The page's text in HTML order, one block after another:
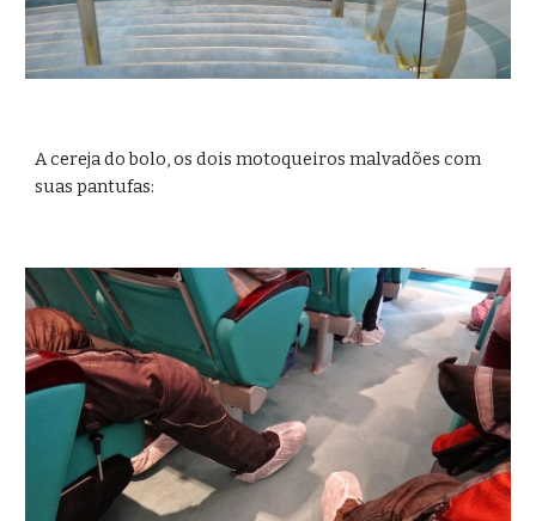
A cereja do bolo, os dois motoqueiros malvadões com
suas pantufas: